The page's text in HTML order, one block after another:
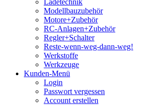
Ladetechnik
Modellbauzubehör
Motore+Zubehör
RC-Anlagen+Zubehör
Regler+Schalter
Reste-wenn-weg-dann-weg!
Werkstoffe
Werkzeuge
Kunden-Menü
Login
Passwort vergessen
Account erstellen